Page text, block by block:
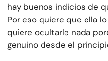
hay buenos indicios de
Por eso quiere que ella
quiere ocultarle nada
genuino desde el